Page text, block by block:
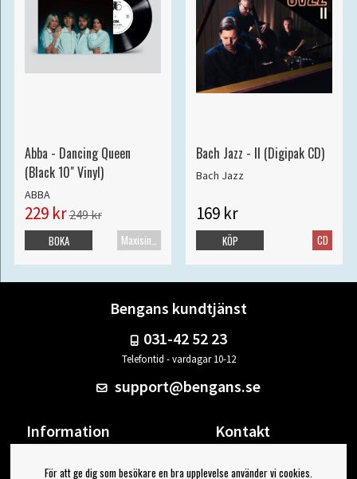
Abba - Dancing Queen
(Black 10" Vinyl)
ABBA
229 kr249 kr
Maxisingel
BOKA
Bach Jazz - II (Digipak CD)
Bach Jazz
169 kr
CD
KÖP
Bengans kundtjänst
031-42 52 23
Telefontid - vardagar 10-12
support@bengans.se
Information
Om Bengans
Kontakt
Din sida
För att ge dig som besökare en bra upplevelse använder vi cookies.